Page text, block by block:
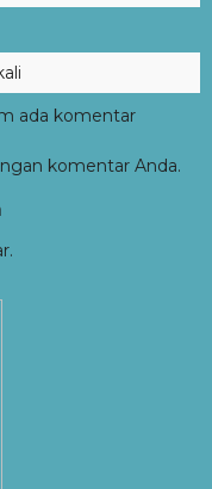
ada komentar
komentar Anda.